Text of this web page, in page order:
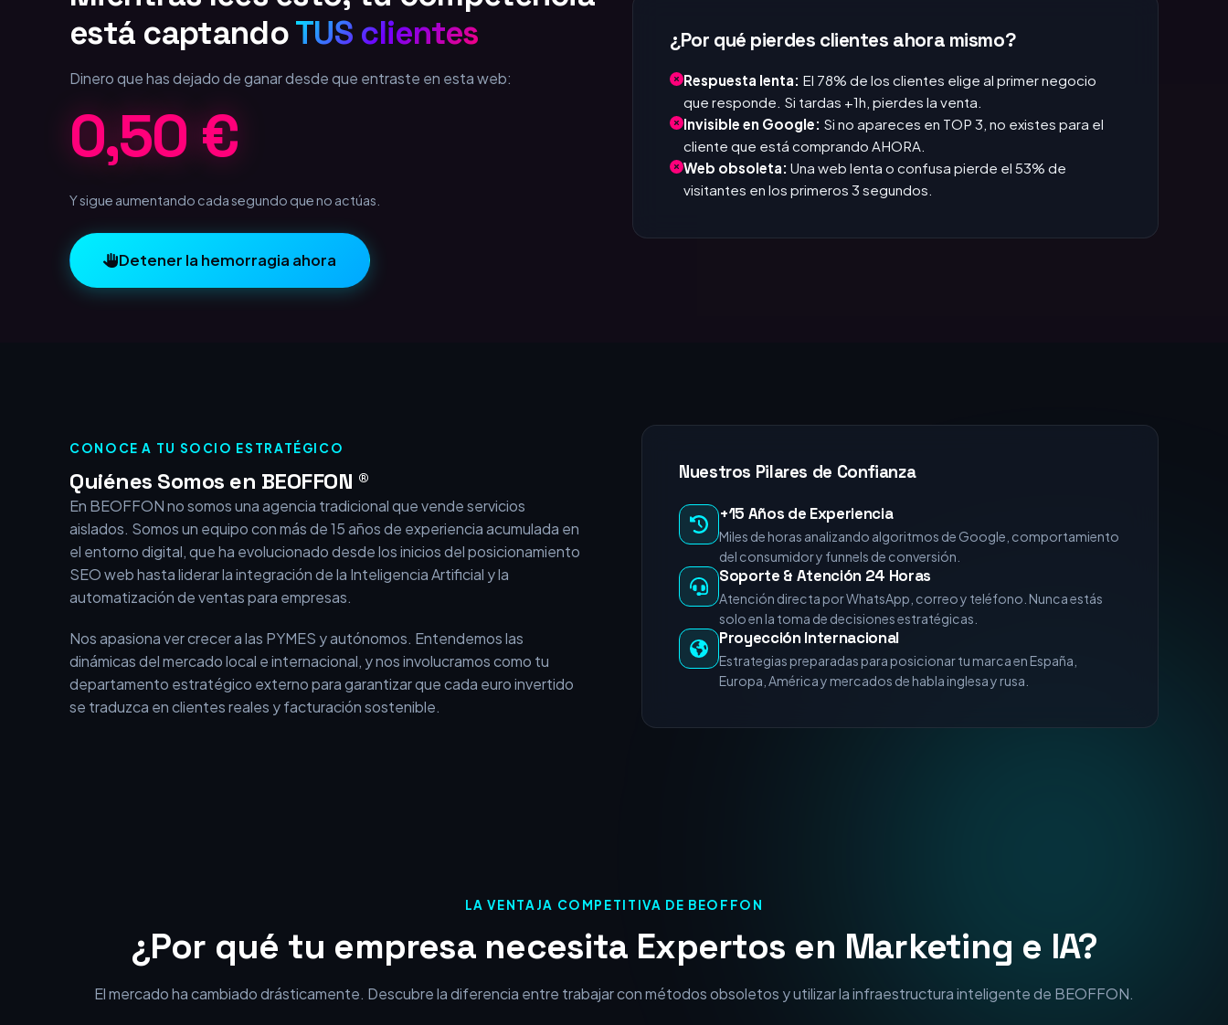
EL COSTE DE LA INACCIÓN
Mientras lees esto, tu competencia
está captandoTUS clientes
Dinero que has dejado de ganar desde que entraste en esta web:
1,00 €
Y sigue aumentando cada segundo que no actúas.
¿Por qué pierdes clientes ahora mismo?
Respuesta lenta:El 78% de los clientes elige al primer negocio
que responde. Si tardas +1h, pierdes la venta.
Invisible en Google:Si no apareces en TOP 3, no existes para el
cliente que está comprando AHORA.
CONOCE A TU SOCIO ESTRATÉGICO
Quiénes Somos en BEOFFON ®
En BEOFFON no somos una agencia tradicional que vende servicios
aislados. Somos un equipo con más de 15 años de experiencia acumulada en
el entorno digital, que ha evolucionado desde los inicios del posicionamiento
SEO web hasta liderar la integración de la Inteligencia Artificial y la
automatización de ventas para empresas.
Nos apasiona ver crecer a las PYMES y autónomos. Entendemos las
dinámicas del mercado local e internacional, y nos involucramos como tu
Nuestros Pilares de Confianza
+15 Años de Experiencia
Miles de horas analizando algoritmos de Google, comportamiento
del consumidor y funnels de conversión.
Soporte & Atención 24 Horas
Atención directa por WhatsApp, correo y teléfono. Nunca estás
solo en la toma de decisiones estratégicas.
Proyección Internacional
LA VENTAJA COMPETITIVA DE BEOFFON
¿Por qué tu empresa necesita Expertos en Marketing e IA?